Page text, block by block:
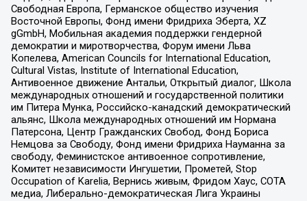
Свободная Европа, Германское общество изучения
Восточной Европы, Фонд имени Фридриха Эберта, XZ
gGmbH, Мобильная академия поддержки гендерной
демократии и миротворчества, Форум имени Льва
Копелева, American Councils for International Education,
Cultural Vistas, Institute of International Education,
Антивоенное движение Антальи, Открытый диалог, Школа
международных отношений и государственной политики
им Питера Мунка, Российско-канадский демократический
альянс, Школа международных отношений им Нормана
Патерсона, Центр Гражданских Свобод, Фонд Бориса
Немцова за Свободу, Фонд имени Фридриха Науманна за
свободу, Феминистское антивоенное сопротивление,
Комитет независимости Ингушетии, Прометей, Stop
Occupation of Karelia, Вернись живым, Фридом Хаус, СОТА
медиа, Либерально-демократическая Лига Украины